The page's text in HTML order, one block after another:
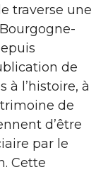
traverse une
de
à l’histoire, à
de
d’être
par le
Cette